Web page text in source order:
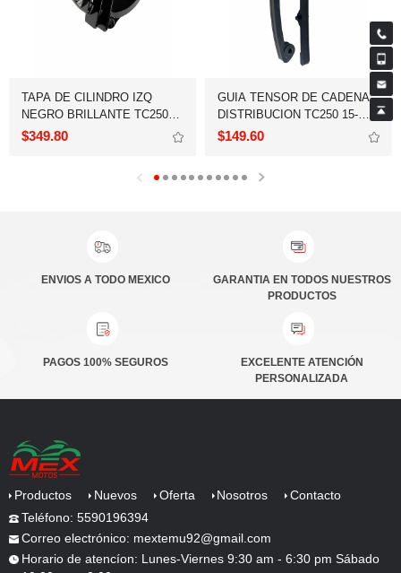
20-24
$349.80 $149.60
ENVIOS A TODO MEXICO
PRODUCTOS
PAGOS 100% SEGUROS
PERSONALIZADA
Productos Nuevos Oferta Nosotros
Contacto
Teléfono: 5590196394
Correo electrónico: mextemu92@gmail.com